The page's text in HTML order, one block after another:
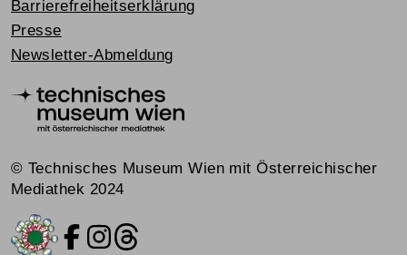
Barrierefreiheitserklärung
Presse
Newsletter-Abmeldung
© Technisches Museum Wien mit Österreichischer
Mediathek 2024